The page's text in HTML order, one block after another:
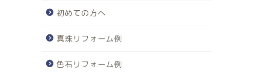
初めての方へ
真珠リフォーム例
色石リフォーム例